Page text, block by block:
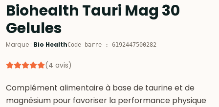
Biohealth Tauri Mag 30
Gelules
Marque : Bio HealthCode-barre : 6192447500282
(4 avis)
Complément alimentaire à base de taurine et de
magnésium pour favoriser la performance physique